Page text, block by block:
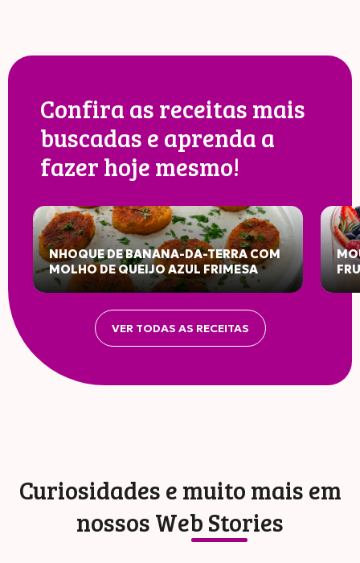
Confira as receitas mais
buscadas e aprenda a
fazer hoje mesmo!
NHOQUE DE BANANA-DA-TERRA COM
MOLHO DE QUEIJO AZUL FRIMESA
VER TODAS AS RECEITAS
Curiosidades e muito mais em
nossos Web Stories